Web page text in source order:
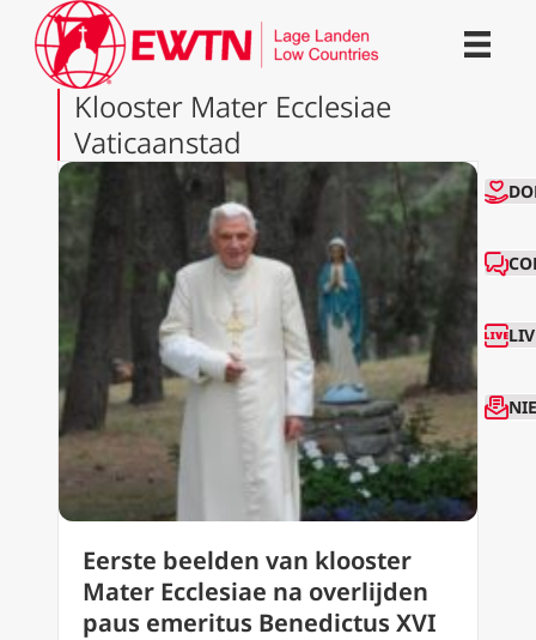
Klooster Mater Ecclesiae
Vaticaanstad
Eerste beelden van klooster
Mater Ecclesiae na overlijden
paus emeritus Benedictus XVI